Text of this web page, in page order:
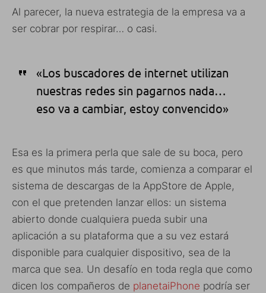
Al parecer, la nueva estrategia de la empresa va a
ser cobrar por respirar… o casi.
«Los buscadores de internet utilizan
nuestras redes sin pagarnos nada…
eso va a cambiar, estoy convencido»
Esa es la primera perla que sale de su boca, pero
es que minutos más tarde, comienza a comparar el
sistema de descargas de la AppStore de Apple,
con el que pretenden lanzar ellos: un sistema
abierto donde cualquiera pueda subir una
aplicación a su plataforma que a su vez estará
disponible para cualquier dispositivo, sea de la
marca que sea. Un desafío en toda regla que como
dicen los compañeros de planetaiPhone podría ser